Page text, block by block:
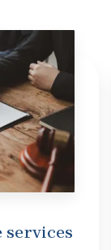
services